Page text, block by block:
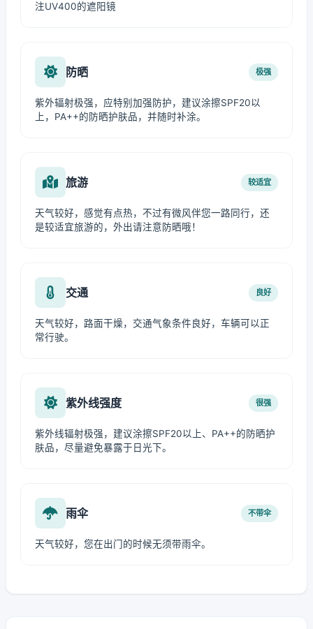
注UV400的遮阳镜
防晒 极强
紫外辐射极强，应特别加强防护，建议涂擦SPF20以
上，PA++的防晒护肤品，并随时补涂。
旅游 较适宜
天气较好，感觉有点热，不过有微风伴您一路同行，还
是较适宜旅游的，外出请注意防晒哦！
交通 良好
天气较好，路面干燥，交通气象条件良好，车辆可以正
常行驶。
紫外线强度 很强
紫外线辐射极强，建议涂擦SPF20以上、PA++的防晒护
肤品，尽量避免暴露于日光下。
雨伞 不带伞
天气较好，您在出门的时候无须带雨伞。